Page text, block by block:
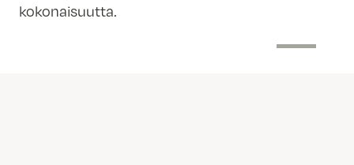
kokonaisuutta.